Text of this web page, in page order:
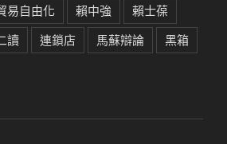
易自由化 賴中強
賴士葆
讀 連鎖店 馬蘇辯論 黑箱